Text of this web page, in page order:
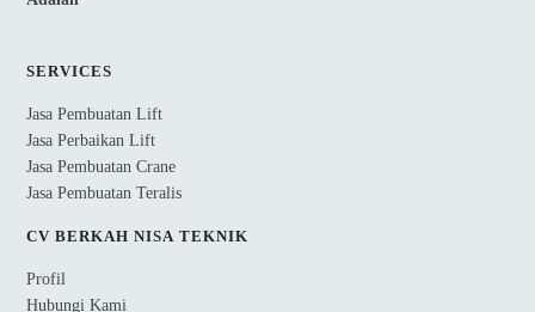
SERVICES
Jasa Pembuatan Lift
Jasa Perbaikan Lift
Jasa Pembuatan Crane
Jasa Pembuatan Teralis
CV BERKAH NISA TEKNIK
Profil
Hubungi Kami